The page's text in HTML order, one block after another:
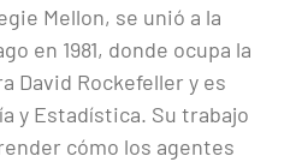
Mellon, se unió a la
en 1981, donde ocupa la
David Rockefeller y es
y Estadística. Su trabajo
cómo los agentes